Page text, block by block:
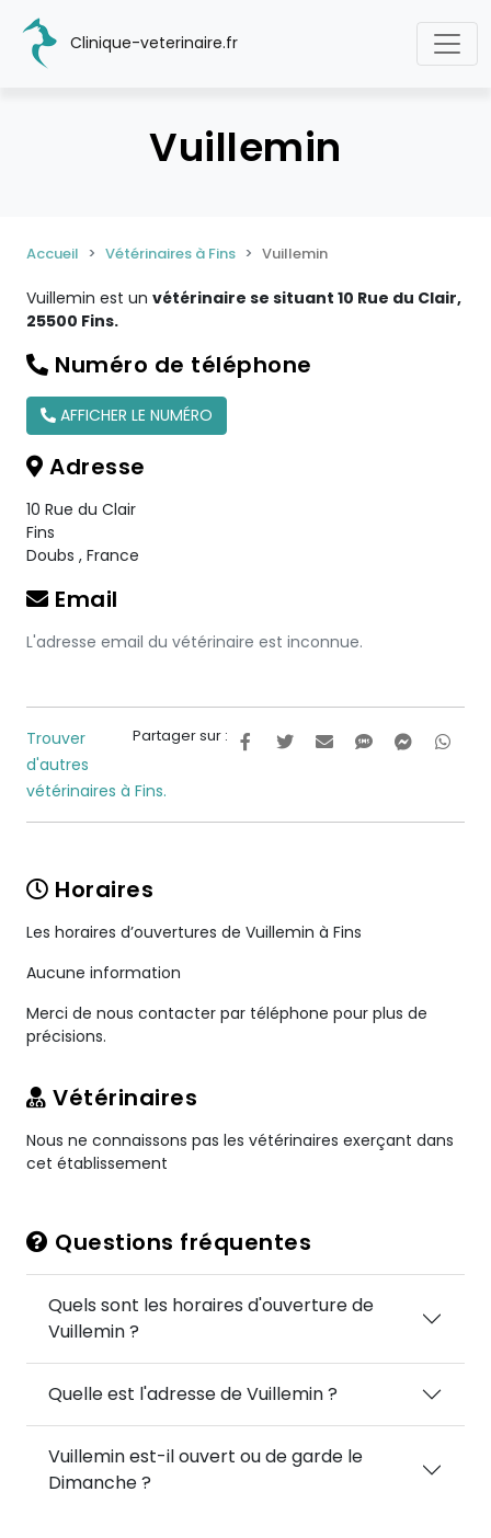
Clinique-veterinaire.fr
Vuillemin
Accueil Vétérinaires à Fins Vuillemin
Vuillemin est un vétérinaire se situant 10 Rue du Clair,
25500 Fins.
Numéro de téléphone
AFFICHER LE NUMÉRO
Adresse
10 Rue du Clair
Fins
Doubs , France
Email
L'adresse email du vétérinaire est inconnue.
Partager sur :
Trouver
d'autres
vétérinaires à Fins.
Horaires
Les horaires d’ouvertures de Vuillemin à Fins
Aucune information
Merci de nous contacter par téléphone pour plus de
précisions.
Vétérinaires
Nous ne connaissons pas les vétérinaires exerçant dans
cet établissement
Questions fréquentes
Quels sont les horaires d'ouverture de
Vuillemin ?
Quelle est l'adresse de Vuillemin ?
Vuillemin est-il ouvert ou de garde le
Dimanche ?